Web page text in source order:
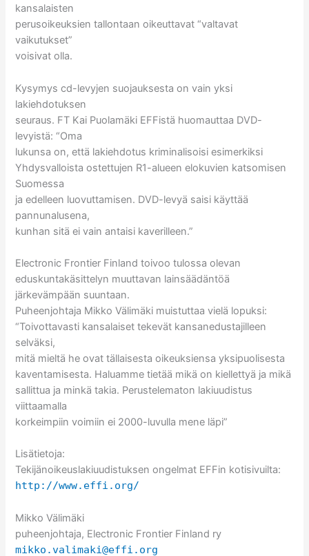
kansalaisten
perusoikeuksien tallontaan oikeuttavat “valtavat
vaikutukset”
voisivat olla.
Kysymys cd-levyjen suojauksesta on vain yksi
lakiehdotuksen
seuraus. FT Kai Puolamäki EFFistä huomauttaa DVD-
levyistä: “Oma
lukunsa on, että lakiehdotus kriminalisoisi esimerkiksi
Yhdysvalloista ostettujen R1-alueen elokuvien katsomisen
Suomessa
ja edelleen luovuttamisen. DVD-levyä saisi käyttää
pannunalusena,
kunhan sitä ei vain antaisi kaverilleen.”
Electronic Frontier Finland toivoo tulossa olevan
eduskuntakäsittelyn muuttavan lainsäädäntöä
järkevämpään suuntaan.
Puheenjohtaja Mikko Välimäki muistuttaa vielä lopuksi:
“Toivottavasti kansalaiset tekevät kansanedustajilleen
selväksi,
mitä mieltä he ovat tällaisesta oikeuksiensa yksipuolisesta
kaventamisesta. Haluamme tietää mikä on kiellettyä ja mikä
sallittua ja minkä takia. Perustelematon lakiuudistus
viittaamalla
korkeimpiin voimiin ei 2000-luvulla mene läpi”
Lisätietoja:
Tekijänoikeuslakiuudistuksen ongelmat EFFin kotisivuilta:
http://www.effi.org/
Mikko Välimäki
puheenjohtaja, Electronic Frontier Finland ry
mikko.valimaki@effi.org